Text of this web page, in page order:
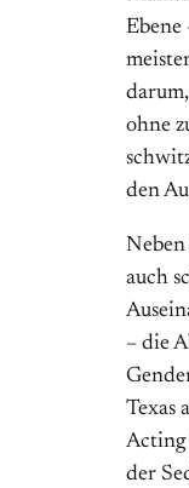
ohne
den
Neben
auch
– die
Texas
der